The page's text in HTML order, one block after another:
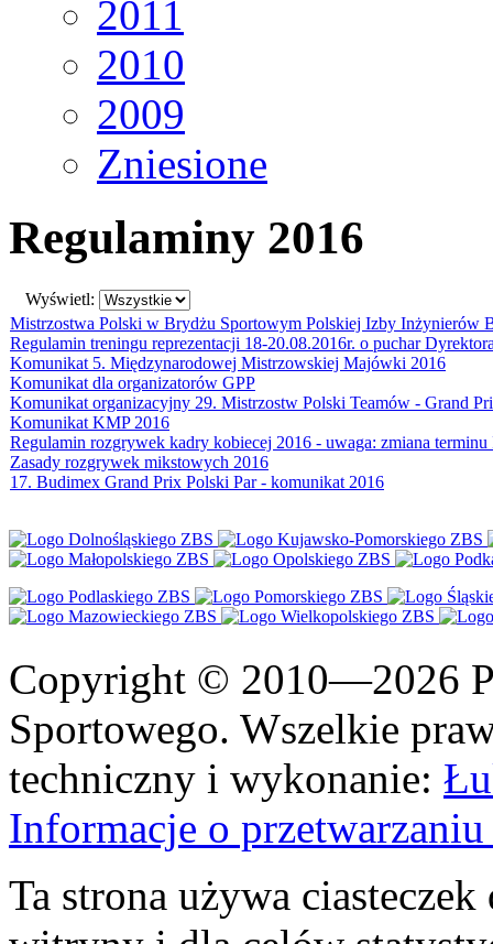
2011
2010
2009
Zniesione
Regulaminy 2016
Wyświetl:
Mistrzostwa Polski w Brydżu Sportowym Polskiej Izby Inżynierów
Regulamin treningu reprezentacji 18-20.08.2016r. o puchar
Komunikat 5. Międzynarodowej Mistrzowskiej Majówki 2016
Komunikat dla organizatorów GPP
Komunikat organizacyjny 29. Mistrzostw Polski Teamów - Grand
Komunikat KMP 2016
Regulamin rozgrywek kadry kobiecej 2016 - uwaga: zmiana
Zasady rozgrywek mikstowych 2016
17. Budimex Grand Prix Polski Par - komunikat 2016
Copyright © 2010—2026
Sportowego. Wszelkie
techniczny i wykonanie:
Informacje o
Ta strona używa